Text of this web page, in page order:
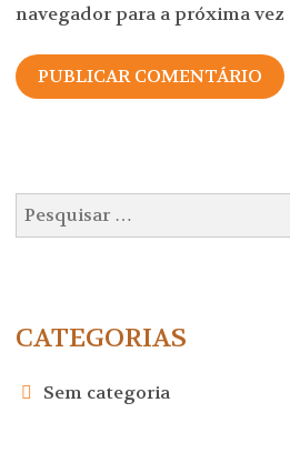
navegador para a próxima
Pesquisar
por:
CATEGORIAS
Sem categoria